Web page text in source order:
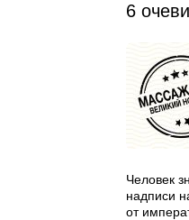
6
Человек
надписи
от